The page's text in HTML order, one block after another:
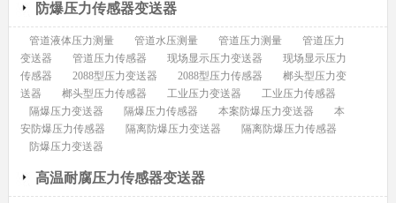
防爆压力传感器变送器
管道液体压力测量 管道水压测量 管道压力测量
管道压力
变送器
管道压力传感器 现场显示压力变送器
现场显示压力
传感器
2088型压力变送器 2088型压力传感器
榔头型压力变
送器
榔头型压力传感器 工业压力变送器
工业压力传感器
隔爆压力变送器
隔爆压力传感器 本案防爆压力变送器
本
安防爆压力传感器
隔离防爆压力变送器
隔离防爆压力传感器
防爆压力变送器
高温耐腐压力传感器变送器